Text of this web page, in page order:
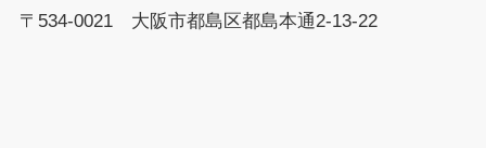
〒534-0021 大阪市都島区都島本通2-13-22